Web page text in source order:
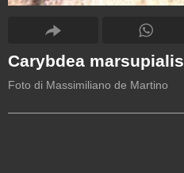
Carybdea marsupialis
Foto di Massimiliano de Martino